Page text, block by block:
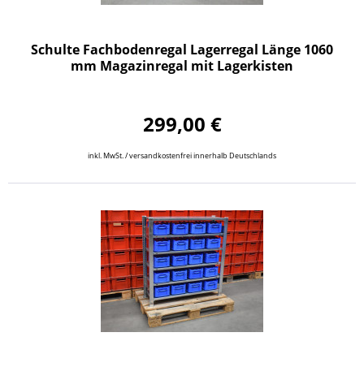
Schulte Fachbodenregal Lagerregal Länge 1060
mm Magazinregal mit Lagerkisten
299,00 €
inkl. MwSt. / versandkostenfrei innerhalb Deutschlands